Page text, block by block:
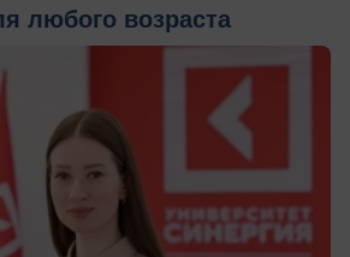
любого возраста